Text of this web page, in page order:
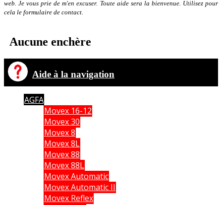
web. Je vous prie de m'en excuser. Toute aide sera la bienvenue. Utilisez pour
cela le formulaire de contact.
Aucune enchère
Aide à la navigation
AGFA
Movex 16-12
Movex 30
Movex 8
Movex 8L
Movex 88
Movex 88L
Movex Automatic
Movex Automatic II
Movex Reflex